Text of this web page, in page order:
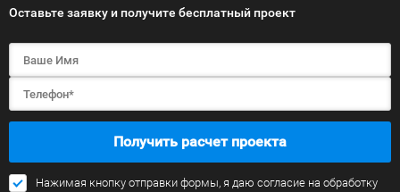
Оставьте заявку и получите бесплатный проект
Получить расчет проекта
Нажимая кнопку отправки формы, я даю согласие на обработку